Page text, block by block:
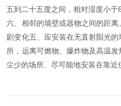
五到二十五度之间，相对湿度小于
六、相邻的墙壁或器物之间的距
剧变化五、应安装在无直射阳光
所，远离可燃物、爆炸物及高温
尘少的场所、尽可能地安装在靠近